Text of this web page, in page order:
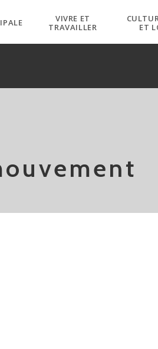
VIVRE ET
TRAVAILLER
ET